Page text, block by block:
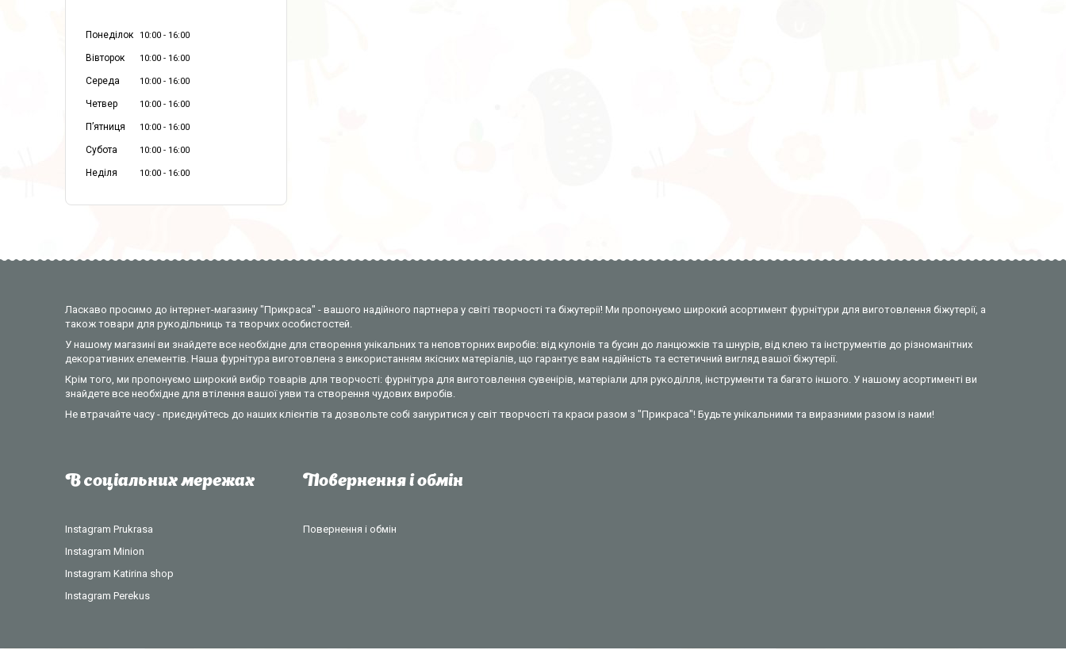
Понеділок 10:00 16:00
Вівторок 10:00 16:00
Середа 10:00 16:00
Четвер 10:00 16:00
Пʼятниця 10:00 16:00
Субота 10:00 16:00
Неділя 10:00 16:00
Ласкаво просимо до інтернет-магазину "Прикраса" - вашого надійного партнера у світі творчості та біжутерії! Ми пропонуємо широкий асортимент фурнітури для виготовлення біжутерії, а
також товари для рукодільниць та творчих особистостей.
У нашому магазині ви знайдете все необхідне для створення унікальних та неповторних виробів: від кулонів та бусин до ланцюжків та шнурів, від клею та інструментів до різноманітних
декоративних елементів. Наша фурнітура виготовлена з використанням якісних матеріалів, що гарантує вам надійність та естетичний вигляд вашої біжутерії.
Крім того, ми пропонуємо широкий вибір товарів для творчості: фурнітура для виготовлення сувенірів, матеріали для рукоділля, інструменти та багато іншого. У нашому асортименті ви
знайдете все необхідне для втілення вашої уяви та створення чудових виробів.
Не втрачайте часу - приєднуйтесь до наших клієнтів та дозвольте собі зануритися у світ творчості та краси разом з "Прикраса"! Будьте унікальними та виразними разом із нами!
В соціальних мережах
Instagram Prukrasa
Instagram Minion
Instagram Katirina shop
Instagram Perekus
Повернення і обмін
Повернення і обмін